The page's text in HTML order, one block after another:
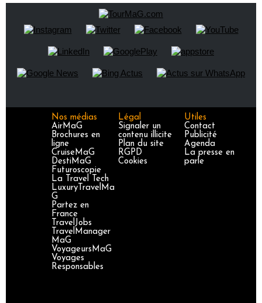
Nos médias
AirMaG
Brochures en
ligne
CruiseMaG
DestiMaG
Futuroscopie
La Travel Tech
LuxuryTravelMa
G
Partez en
France
TravelJobs
TravelManager
MaG
VoyageursMaG
Voyages
Responsables
Légal
Signaler un
contenu illicite
Plan du site
RGPD
Cookies
Utiles
Contact
Publicité
Agenda
La presse en
parle